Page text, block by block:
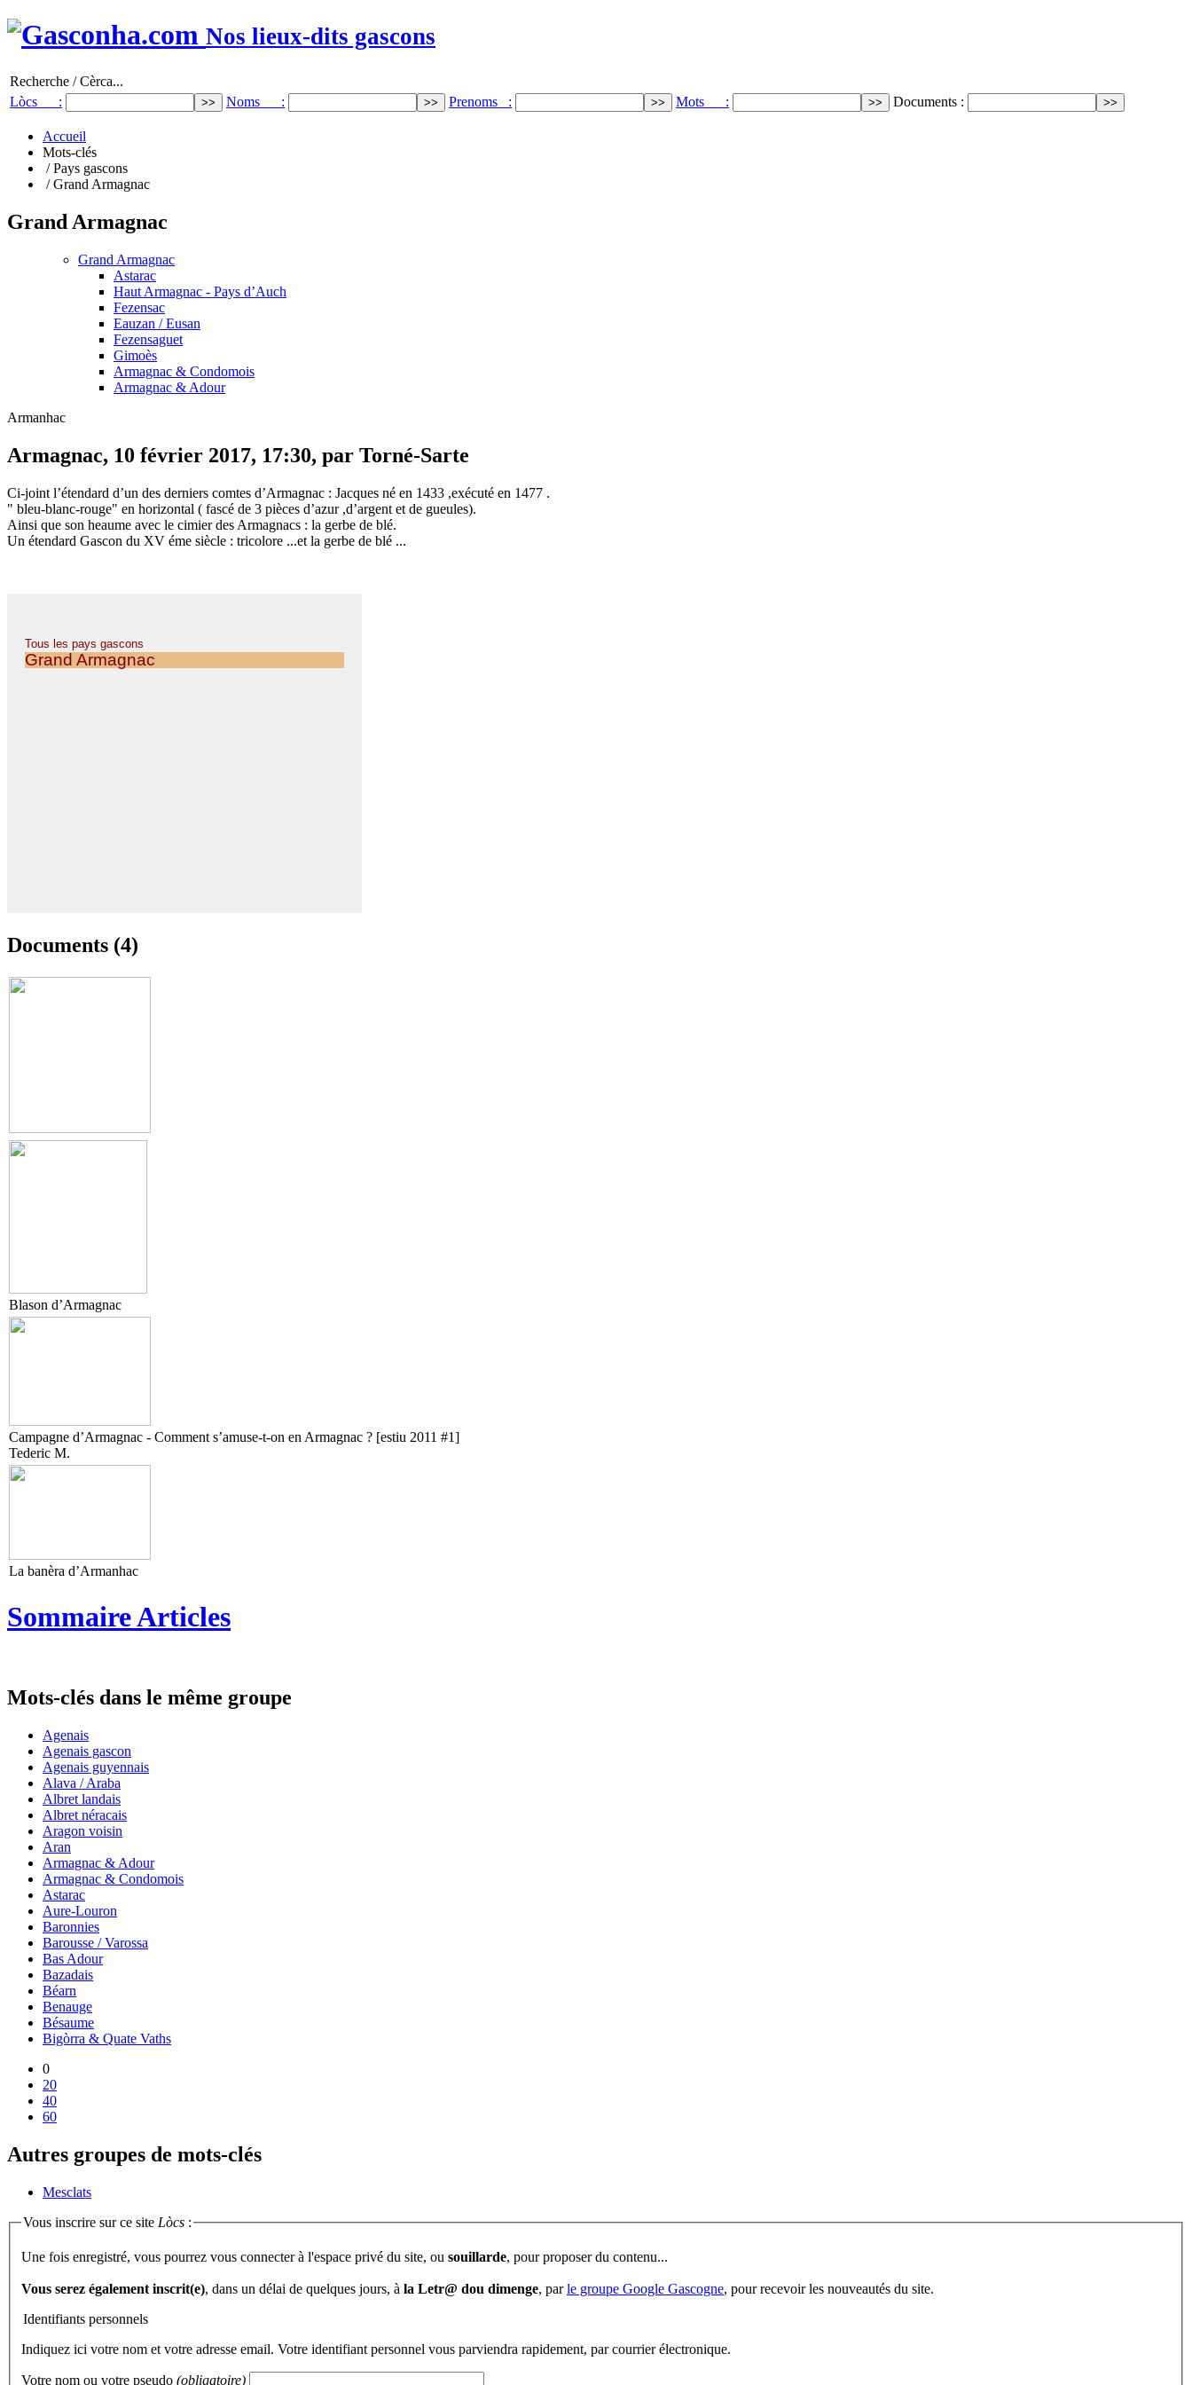
Nos lieux-dits gascons
Recherche / Cèrca...
Lòcs :
Noms : Prenoms : Mots : Documents :
Accueil
Mots-clés
/ Pays gascons
/ Grand Armagnac
Grand Armagnac
Grand Armagnac
Astarac
Haut Armagnac - Pays d’Auch
Fezensac
Eauzan / Eusan
Fezensaguet
Gimoès
Armagnac & Condomois
Armagnac & Adour
Armanhac
Armagnac, 10 février 2017, 17:30, par Torné-Sarte
Ci-joint l’étendard d’un des derniers comtes d’Armagnac : Jacques né en 1433 ,exécuté en 1477 .
" bleu-blanc-rouge" en horizontal ( fascé de 3 pièces d’azur ,d’argent et de gueules).
Ainsi que son heaume avec le cimier des Armagnacs : la gerbe de blé.
Un étendard Gascon du XV éme siècle : tricolore ...et la gerbe de blé ...
Documents (4)
Blason d’Armagnac
Campagne d’Armagnac - Comment s’amuse-t-on en Armagnac ? [estiu 2011 #1]
Tederic M.
La banèra d’Armanhac
Sommaire Articles
Mots-clés dans le même groupe
Agenais
Agenais gascon
Agenais guyennais
Alava / Araba
Albret landais
Albret néracais
Aragon voisin
Aran
Armagnac & Adour
Armagnac & Condomois
Astarac
Aure-Louron
Baronnies
Barousse / Varossa
Bas Adour
Bazadais
Béarn
Benauge
Bésaume
Bigòrra & Quate Vaths
0
20
40
60
Autres groupes de mots-clés
Mesclats
Vous inscrire sur ce site Lòcs :
Une fois enregistré, vous pourrez vous connecter à l'espace privé du site, ou souillarde , pour proposer du contenu...
Vous serez également inscrit(e), dans un délai de quelques jours, à la Letr@ dou dimenge, parle groupe Google Gascogne, pour recevoir les nouveautés du site.
Identifiants personnels
Indiquez ici votre nom et votre adresse email. Votre identifiant personnel vous parviendra rapidement, par courrier électronique.
Votre nom ou votre pseudo (obligatoire)